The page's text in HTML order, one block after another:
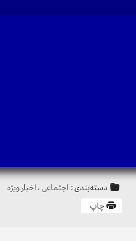
دسته‌بندی : اجتماعی ،اخبار ویژه
چاپ